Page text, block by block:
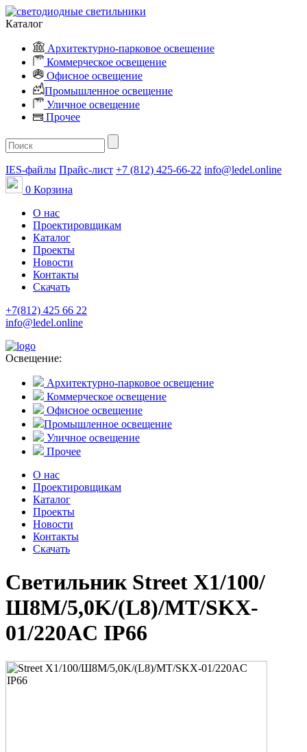
Каталог
Архитектурно-парковое освещение
Коммерческое освещение
Офисное освещение
Промышленное освещение
Уличное освещение
Прочее
IES-файлы Прайс-лист +7 (812) 425-66-22 info@ledel.online
0 Корзина
О нас
Проектировщикам
Каталог
Проекты
Новости
Контакты
Скачать
+7(812) 425 66 22
info@ledel.online
Освещение:
Архитектурно-парковое освещение
Коммерческое освещение
Офисное освещение
Промышленное освещение
Уличное освещение
Прочее
О нас
Проектировщикам
Каталог
Проекты
Новости
Контакты
Скачать
Светильник Street X1/100/
Ш8M/5,0K/(L8)/MT/SKX-
01/220AC IP66